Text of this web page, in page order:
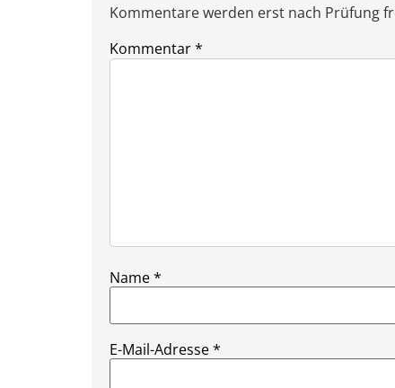
Kommentare werden erst nach Prüfung
Kommentar*
Name*
E-Mail-Adresse*